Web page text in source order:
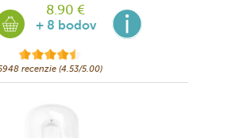
8.90 €
+ 8 bodov
recenzie (4.53/5.00)